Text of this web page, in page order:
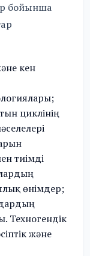
бойынша
кен
циклінің
тиімді
өнімдер;
Техногендік
және